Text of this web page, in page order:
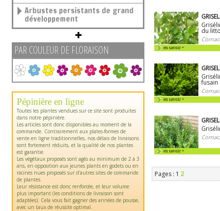
Arbustes persistants de grand
développement
PAR COULEUR DE FLORAISON
Pépinière en ligne
Toutes les plantes vendues sur ce site sont produites
dans notre pépinière.
Les articles sont donc disponibles au moment de la
commande. Contrairement aux plates-formes de
vente en ligne traditionnelles, nos délais de livraisons
sont fortement réduits, et la qualité de nos plantes
est garantie.
Les végétaux proposés sont agés au minimum de 2 à 3
ans, en opposition aux jeunes plants en godets ou en
racines nues proposés sur d'autres sites de commande
de plantes.
Leur résistance est donc renforcée, et leur volume
plus important (les conditions de livraison sont
adaptées). Cela vous fait gagner des années de pousse,
avec un taux de réussite optimal.
du
en savoir +
fusain
en savoir +
en savoir +
Pages : 1 2